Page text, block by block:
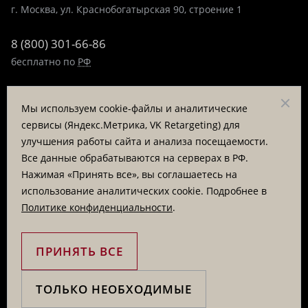
г. Москва, ул. Краснобогатырская 90, строение 1
8 (800) 301-66-86
бесплатно по РФ
пн-пт 9:00-17:00
Заказать звонок
Вся информация на сайте представлена для ознакомления
и не является публичной офертой
Мы используем cookie-файлы и аналитические
сервисы (Яндекс.Метрика, VK Retargeting) для
улучшения работы сайта и анализа посещаемости.
Все данные обрабатываются на серверах в РФ.
Нажимая «Принять все», вы соглашаетесь на
использование аналитических cookie. Подробнее в
Политике конфиденциальности.
ПРИНЯТЬ ВСЕ
ТОЛЬКО НЕОБХОДИМЫЕ